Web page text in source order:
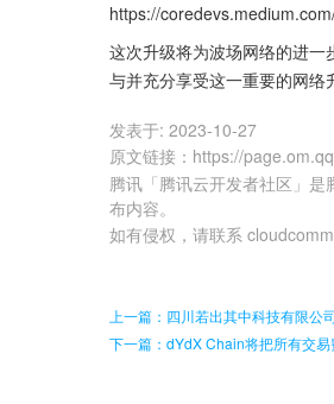
https://
这次升级将为波场网络的进
与并充分享受这一重要的网络
发表于: 2023-10-27
原文链接 ： https://
腾讯「腾讯云开发者社区」
布内容。
如有侵权，请联系
上一篇：四川若出其中科技有限公
下一篇：dYdX Chain将把所有交